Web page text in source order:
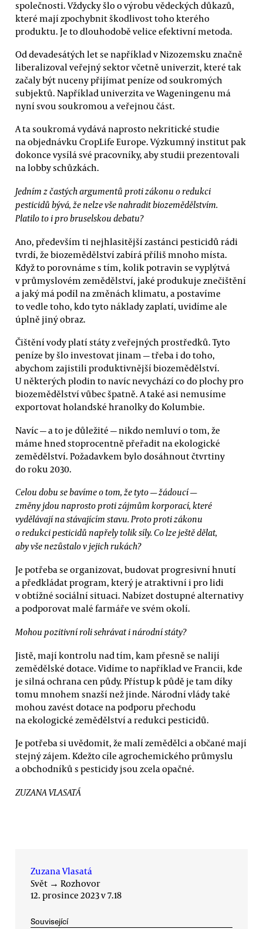
společnosti. Vždycky šlo o výrobu vědeckých důkazů,
které mají zpochybnit škodlivost toho kterého
produktu. Je to dlouhodobě velice efektivní metoda.
Od devadesátých let se například v Nizozemsku značně
liberalizoval veřejný sektor včetně univerzit, které tak
začaly být nuceny přijímat peníze od soukromých
subjektů. Například univerzita ve Wageningenu má
nyní svou soukromou a veřejnou část.
A ta soukromá vydává naprosto nekritické studie
na objednávku CropLife Europe. Výzkumný institut pak
dokonce vysílá své pracovníky, aby studii prezentovali
na lobby schůzkách.
Jedním z častých argumentů proti zákonu o redukci
pesticidů bývá, že nelze vše nahradit biozemědělstvím.
Platilo to i pro bruselskou debatu?
Ano, především ti nejhlasitější zastánci pesticidů rádi
tvrdí, že biozemědělství zabírá příliš mnoho místa.
Když to porovnáme s tím, kolik potravin se vyplýtvá
v průmyslovém zemědělství, jaké produkuje znečištění
a jaký má podíl na změnách klimatu, a postavíme
to vedle toho, kdo tyto náklady zaplatí, uvidíme ale
úplně jiný obraz.
Čištění vody platí státy z veřejných prostředků. Tyto
peníze by šlo investovat jinam — třeba i do toho,
abychom zajistili produktivnější biozemědělství.
U některých plodin to navíc nevychází co do plochy pro
biozemědělství vůbec špatně. A také asi nemusíme
exportovat holandské hranolky do Kolumbie.
Navíc — a to je důležité — nikdo nemluví o tom, že
máme hned stoprocentně přeřadit na ekologické
zemědělství. Požadavkem bylo dosáhnout čtvrtiny
do roku 2030.
Celou dobu se bavíme o tom, že tyto — žádoucí —
změny jdou naprosto proti zájmům korporací, které
vydělávají na stávajícím stavu. Proto proti zákonu
o redukci pesticidů napřely tolik síly. Co lze ještě dělat,
aby vše nezůstalo v jejich rukách?
Je potřeba se organizovat, budovat progresivní hnutí
a předkládat program, který je atraktivní i pro lidi
v obtížné sociální situaci. Nabízet dostupné alternativy
a podporovat malé farmáře ve svém okolí.
Mohou pozitivní roli sehrávat i národní státy?
Jistě, mají kontrolu nad tím, kam přesně se nalijí
zemědělské dotace. Vidíme to například ve Francii, kde
je silná ochrana cen půdy. Přístup k půdě je tam díky
tomu mnohem snazší než jinde. Národní vlády také
mohou zavést dotace na podporu přechodu
na ekologické zemědělství a redukci pesticidů.
Je potřeba si uvědomit, že malí zemědělci a občané mají
stejný zájem. Kdežto cíle agrochemického průmyslu
a obchodníků s pesticidy jsou zcela opačné.
ZUZANA VLASATÁ
Zuzana Vlasatá
Svět → Rozhovor
12. prosince 2023 v 7.18
Související